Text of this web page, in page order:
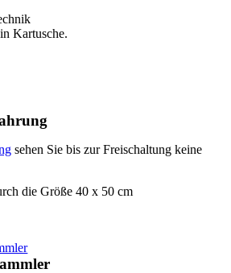
Kartusche.
sehen Sie bis zur Freischaltung keine
die Größe 40 x 50 cm